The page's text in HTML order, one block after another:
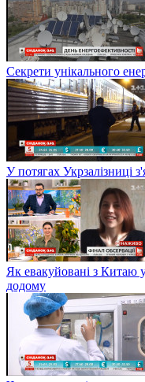
Секрети унікального
У потягах Укрзалізниці
Як евакуйовані з Китаю
додому